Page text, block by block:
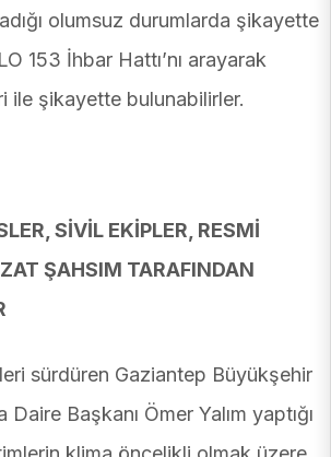
olumsuz durumlarda şikayette
153 İhbar Hattı’nı arayarak
ile şikayette bulunabilirler.
SİVİL EKİPLER, RESMİ
ŞAHSIM TARAFINDAN
sürdüren Gaziantep Büyükşehir
Daire Başkanı Ömer Yalım yaptığı